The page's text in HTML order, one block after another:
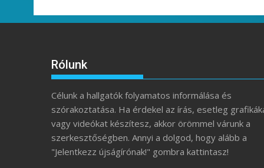
Rólunk
Célunk a hallgatók folyamatos informálása és
szórakoztatása. Ha érdekel az írás, esetleg
vagy videókat készítesz, akkor örömmel várunk a
szerkesztőségben. Annyi a dolgod, hogy alább a
"Jelentkezz újságírónak!" gombra kattintasz!